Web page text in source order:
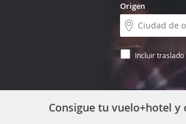
Origen
Incluir traslado
Consigue tu vuelo+hotel y